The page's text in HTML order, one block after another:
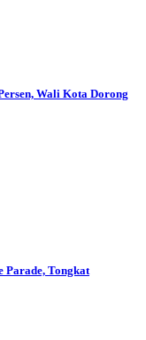
Wali Kota Dorong
Parade, Tongkat